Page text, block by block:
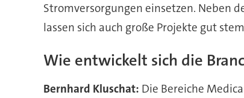
Stromversorgungen einsetzen. Neben
lassen sich auch große Projekte gut
Wie entwickelt sich die
Bernhard Kluschat: Die Bereiche